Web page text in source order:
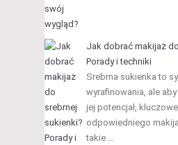
Jak dobrać makijaż
Porady i techniki
Srebrna sukienka to
wyrafinowania, ale
jej potencjał,
odpowiedniego
takie …